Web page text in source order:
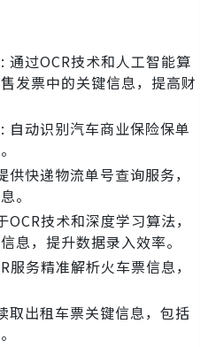
: 通过OCR技术和人工智能算
发票中的关键信息，提高财
: 自动识别汽车商业保险保单
供快递物流单号查询服务，
。
OCR技术和深度学习算法，
息，提升数据录入效率。
服务精准解析火车票信息，
取出租车票关键信息，包括